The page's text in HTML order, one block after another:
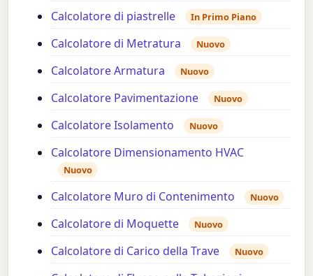
Calcolatore di piastrelle In Primo Piano
Calcolatore di Metratura Nuovo
Calcolatore Armatura Nuovo
Calcolatore Pavimentazione Nuovo
Calcolatore Isolamento Nuovo
Calcolatore Dimensionamento HVAC
Nuovo
Calcolatore Muro di Contenimento Nuovo
Calcolatore di Moquette Nuovo
Calcolatore di Carico della Trave Nuovo